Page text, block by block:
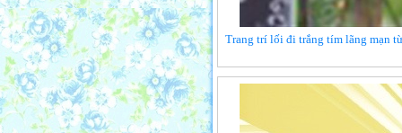
Trang trí lối đi trắng tím lãng mạn